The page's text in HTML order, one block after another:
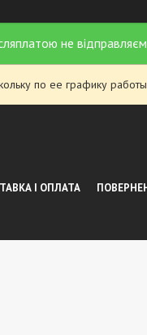
не
по ее графику
І ОПЛАТА